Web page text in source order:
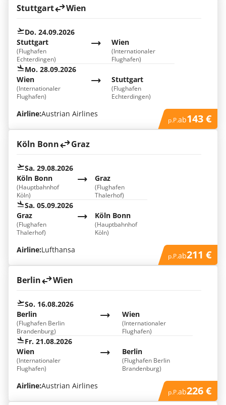
Stuttgart Wien
Do. 24.09.2026
Stuttgart
(Flughafen
Echterdingen)
Wien
(Internationaler
Flughafen)
Mo. 28.09.2026
Stuttgart
(Flughafen
Echterdingen)
Wien
(Internationaler
Flughafen)
Airline:Austrian Airlines
p.P.ab143 €
Köln Bonn Graz
Sa. 29.08.2026
Köln Bonn
(Hauptbahnhof
Köln)
Graz
(Flughafen
Thalerhof)
Sa. 05.09.2026
Köln Bonn
(Hauptbahnhof
Köln)
Graz
(Flughafen
Thalerhof)
Airline:Lufthansa
p.P.ab211 €
Berlin Wien
So. 16.08.2026
Berlin
(Flughafen Berlin
Brandenburg)
Wien
(Internationaler
Flughafen)
Fr. 21.08.2026
Berlin
(Flughafen Berlin
Brandenburg)
Wien
(Internationaler
Flughafen)
Airline:Austrian Airlines
p.P.ab226 €